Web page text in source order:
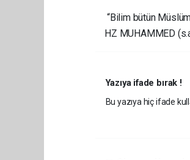
“Bilim bütün
HZ MUHAMMED
Yazıya ifade bırak !
Bu yazıya hiç ifade